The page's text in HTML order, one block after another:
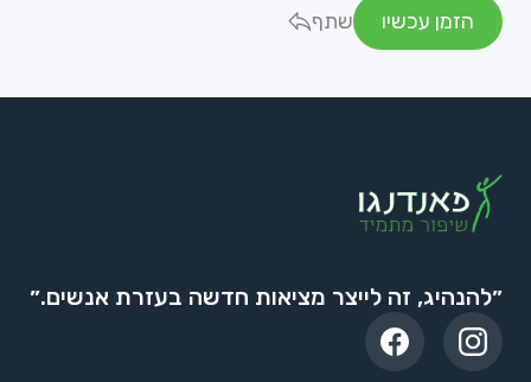
הזמן עכשיו
שתף
״להנהיג, זה לייצר מציאות חדשה בעזרת אנשים.״